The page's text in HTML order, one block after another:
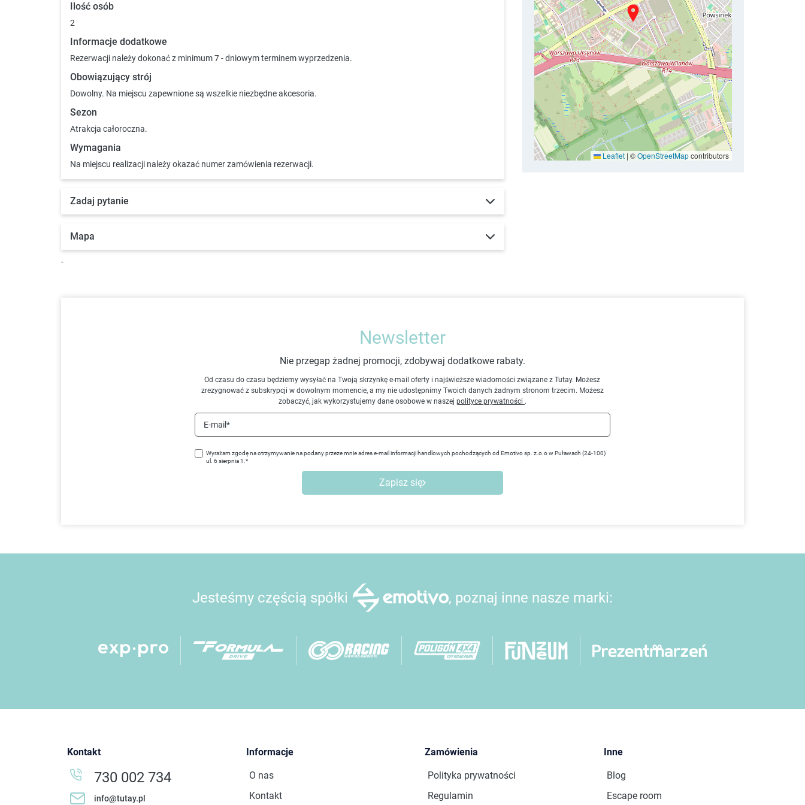
Leaflet | ©OpenStreetMapcontributors
Ilość osób
2
Informacje dodatkowe
Rezerwacji należy dokonać z minimum 7 - dniowym terminem wyprzedzenia.
Obowiązujący strój
Dowolny. Na miejscu zapewnione są wszelkie niezbędne akcesoria.
Sezon
Atrakcja całoroczna.
Wymagania
Na miejscu realizacji należy okazać numer zamówienia rezerwacji.
Zadaj pytanie
Mapa
-
Newsletter
Nie przegap żadnej promocji, zdobywaj dodatkowe rabaty.
Od czasu do czasu będziemy wysyłać na Twoją skrzynkę e-mail oferty i najświeższe wiadomości związane z Tutay. Możesz
zrezygnować z subskrypcji w dowolnym momencie, a my nie udostępnimy Twoich danych żadnym stronom trzecim. Możesz
zobaczyć, jak wykorzystujemy dane osobowe w naszej polityce prywatności .
E-mail*
Wyrażam zgodę na otrzymywanie na podany przeze mnie adres e-mail informacji handlowych pochodzących od Emotivo sp. z.o.o w Puławach (24-100)
ul. 6 sierpnia 1.*
Zapisz się
Jesteśmy częścią spółki , poznaj inne nasze marki:
Kontakt
730 002 734
info@tutay.pl
Informacje
O nas
Kontakt
Zamówienia
Polityka prywatności
Regulamin
Inne
Blog
Escape room